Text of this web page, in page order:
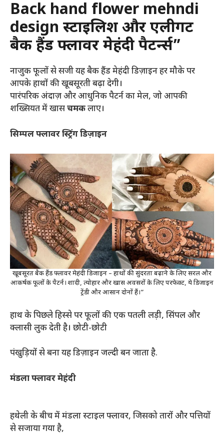
Back hand flower mehndi
design स्टाइलिश और एलीगेंट
बैक हैंड फ्लावर मेहंदी पैटर्न्स”
नाजुक फूलों से सजी यह बैक हैंड मेहंदी डिज़ाइन हर मौके पर
आपके हाथों की खूबसूरती बढ़ा देगी।
पारंपरिक अंदाज़ और आधुनिक पैटर्न का मेल, जो आपकी
शख्सियत में खासचमकलाए।
सिम्पल फ्लावर स्ट्रिंग डिज़ाइन
खूबसूरत बैक हैंड फ्लावर मेहंदी डिजाइन – हाथों की सुंदरता बढ़ाने के लिए सरल और
आकर्षक फूलों के पैटर्न। शादी, त्योहार और खास अवसरों के लिए परफेक्ट, ये डिजाइन
ट्रेंडी और आसान दोनों हैं।”
हाथ के पिछले हिस्से पर फूलों की एक पतली लड़ी, सिंपल और
क्लासी लुक देती है। छोटी-छोटी
पंखुड़ियों से बना यह डिज़ाइन जल्दी बन जाता है.
मंडला फ्लावर मेहंदी
हथेली के बीच में मंडला स्टाइल फ्लावर, जिसको तारों और पत्तियों
से सजाया गया है,